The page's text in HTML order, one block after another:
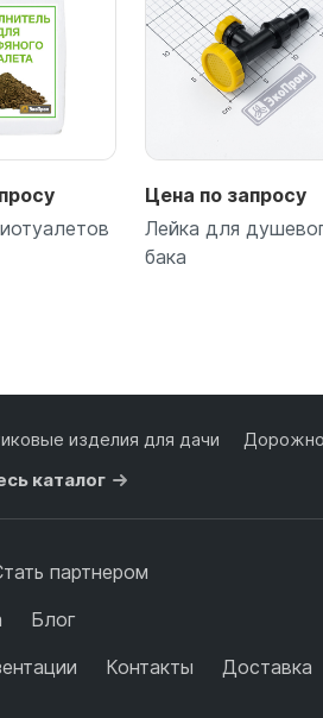
Цена по запросу
Лейка для
бака
изделия для дачи
каталог
партнером
Блог
Контакты Доставка